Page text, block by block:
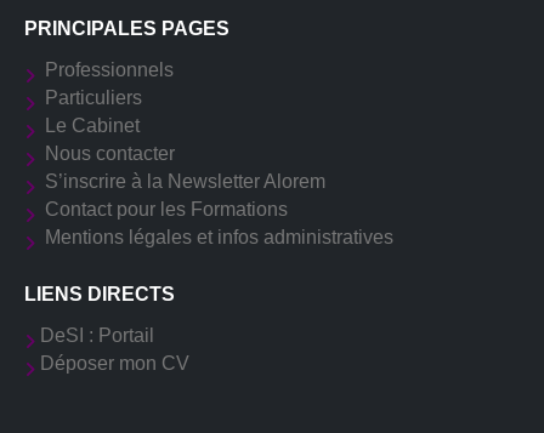
PRINCIPALES PAGES
Professionnels
Particuliers
Le Cabinet
Nous contacter
S’inscrire à la Newsletter Alorem
Contact pour les Formations
Mentions légales et infos administratives
LIENS DIRECTS
DeSI : Portail
Déposer mon CV